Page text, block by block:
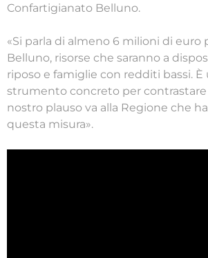
Confartigianato Belluno.
«Si parla di almeno 6 milioni di euro
Belluno, risorse che saranno a
riposo e famiglie con redditi bassi.
strumento concreto per contrastare
nostro plauso va alla Regione che
questa misura».